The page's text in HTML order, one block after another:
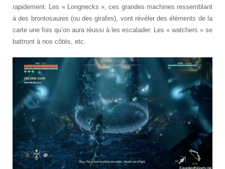
rapidement. Les « Longnecks », ces grandes machines ressemblant
à des brontosaures (ou des girafes), vont révéler des éléments de la
carte une fois qu’on aura réussi à les escalader. Les « watchers » se
battront à nos côtés, etc.